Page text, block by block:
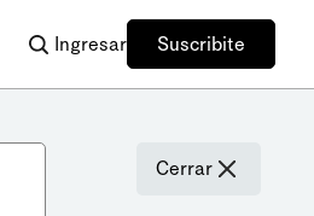
Ingresar Suscribite
Cerrar